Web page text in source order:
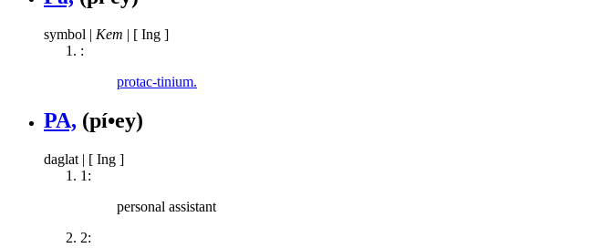
symbol Kem
[ Ing ]
:
protac-tinium.
PA, (pí•ey)
daglat | [ Ing ]
1:
personal assistant
2: